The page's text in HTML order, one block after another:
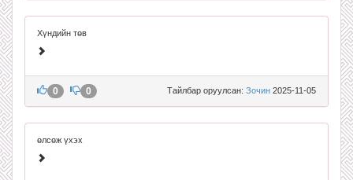
Хүндийн төв
Тайлбар оруулсан: Зочин 2025-11-05
0 0
өлсөж үхэх